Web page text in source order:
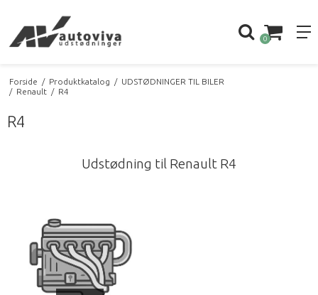
0
Forside / Produktkatalog / UDSTØDNINGER TIL BILER
/ Renault / R4
R4
Udstødning til Renault R4